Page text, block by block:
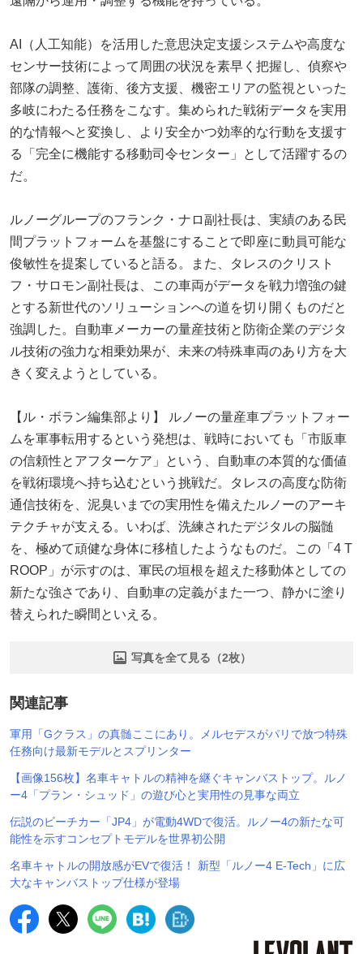
AI（人工知能）を活用した意思決定支援システムや高度な
センサー技術によって周囲の状況を素早く把握し、偵察や
部隊の調整、護衛、後方支援、機密エリアの監視といった
多岐にわたる任務をこなす。集められた戦術データを実用
的な情報へと変換し、より安全かつ効率的な行動を支援す
る「完全に機能する移動司令センター」として活躍するの
だ。
ルノーグループのフランク・ナロ副社長は、実績のある民
間プラットフォームを基盤にすることで即座に動員可能な
俊敏性を提案していると語る。また、タレスのクリスト
フ・サロモン副社長は、この車両がデータを戦力増強の鍵
とする新世代のソリューションへの道を切り開くものだと
強調した。自動車メーカーの量産技術と防衛企業のデジタ
ル技術の強力な相乗効果が、未来の特殊車両のあり方を大
きく変えようとしている。
【ル・ボラン編集部より】 ルノーの量産車プラットフォー
ムを軍事転用するという発想は、戦時においても「市販車
の信頼性とアフターケア」という、自動車の本質的な価値
を戦術環境へ持ち込むという挑戦だ。タレスの高度な防衛
通信技術を、泥臭いまでの実用性を備えたルノーのアーキ
テクチャが支える。いわば、洗練されたデジタルの脳髄
を、極めて頑健な身体に移植したようなものだ。この「4 T
ROOP」が示すのは、軍民の垣根を超えた移動体としての
新たな強さであり、自動車の定義がまた一つ、静かに塗り
替えられた瞬間といえる。
写真を全て見る（2枚）
関連記事
軍用「Gクラス」の真髄ここにあり。メルセデスがパリで放つ特殊
任務向け最新モデルとスプリンター
【画像156枚】名車キャトルの精神を継ぐキャンバストップ。ルノ
ー4「プラン・シュッド」の遊び心と実用性の見事な両立
伝説のビーチカー「JP4」が電動4WDで復活。ルノー4の新たな可
能性を示すコンセプトモデルを世界初公開
名車キャトルの開放感がEVで復活！ 新型「ルノー4 E-Tech」に広
大なキャンバストップ仕様が登場